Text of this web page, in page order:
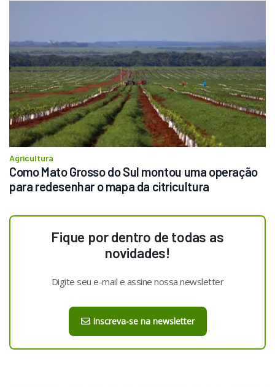
Agricultura
Como Mato Grosso do Sul montou uma operação
para redesenhar o mapa da citricultura
Fique por dentro de todas as
novidades!
Digite seu e-mail e assine nossa newsletter
Inscreva-se na newsletter